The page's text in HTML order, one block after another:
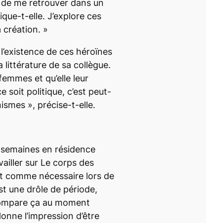
de me retrouver dans un
t-elle. J’explore ces
création. »
de ces héroïnes
littérature de sa collègue.
et qu’elle leur
soit politique, c’est peut-
», précise-t-elle.
en résidence
sur Le corps des
comme nécessaire lors de
une drôle de période,
ça au moment
l’impression d’être